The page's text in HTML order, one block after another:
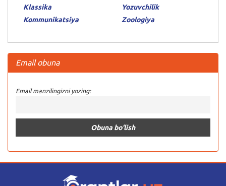
Klassika
Kommunikatsiya
Yozuvchilik
Zoologiya
Email obuna
Email manzilingizni yozing: